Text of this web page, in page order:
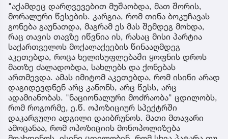
"აქამდეც დარღვევებით მუშაობდა, მათ შორის,
მორალური წესების. კარგია, რომ თინა ბოკუჩავას
გონება გაუნათდა, მაგრამ ეს მას შემდეგ მოხდა,
რაც თავის თავზე იწვნია ის, რასაც მისი პარტია
საქართველოს მოქალაქეების წინააღმდეგ
აკეთებდა, როცა ხელისუფლებაში ყოფნის დროს
მათზე ძალადობდა, სახლებს და ქონებას
ართმევდა. ამას იმიტომ აკეთებდა, რომ ისინი არად
დაგიდევდნენ არც კანონს, არც წესს, არც
ადამიანობას. "ნაციონალური მოძრაობა" ცდილობს,
რომ როგორმე, ე.წ. ოპოზიციურ სპექტრში
დაკარგული ადგილი დაიბრუნოს. მათი მთავარი
ამოცანაა, რომ ოპოზიციის მონოპოლიზება